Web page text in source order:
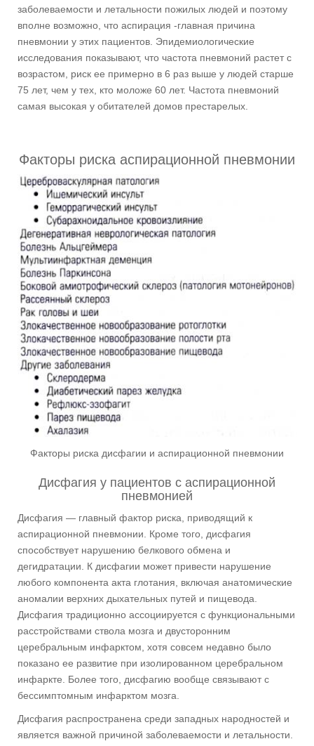
заболеваемости и летальности пожилых людей и поэтому
вполне возможно, что аспирация -главная причина
пневмонии у этих пациентов. Эпидемиологические
исследования показывают, что частота пневмоний растет с
возрастом, риск ее примерно в 6 раз выше у людей старше
75 лет, чем у тех, кто моложе 60 лет. Частота пневмоний
самая высокая у обитателей домов престарелых.
Факторы риска аспирационной пневмонии
Факторы риска дисфагии и аспирационной пневмонии
Дисфагия у пациентов с аспирационной
пневмонией
Дисфагия — главный фактор риска, приводящий к
аспирационной пневмонии. Кроме того, дисфагия
способствует нарушению белкового обмена и
дегидратации. К дисфагии может привести нарушение
любого компонента акта глотания, включая анатомические
аномалии верхних дыхательных путей и пищевода.
Дисфагия традиционно ассоциируется с функциональными
расстройствами ствола мозга и двусторонним
церебральным инфарктом, хотя совсем недавно было
показано ее развитие при изолированном церебральном
инфаркте. Более того, дисфагию вообще связывают с
бессимптомным инфарктом мозга.
Дисфагия распространена среди западных народностей и
является важной причиной заболеваемости и летальности.